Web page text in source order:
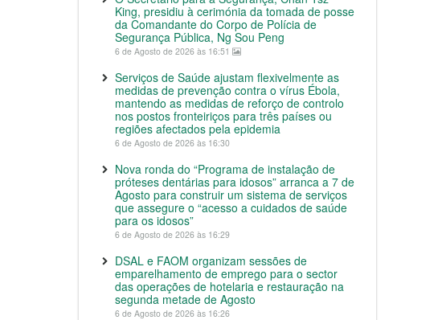
King, presidiu à cerimónia da tomada de posse
da Comandante do Corpo de Polícia de
Segurança Pública, Ng Sou Peng
6 de Agosto de 2026 às 16:51
Serviços de Saúde ajustam flexivelmente as
medidas de prevenção contra o vírus Ébola,
mantendo as medidas de reforço de controlo
nos postos fronteiriços para três países ou
regiões afectados pela epidemia
6 de Agosto de 2026 às 16:30
Nova ronda do “Programa de instalação de
próteses dentárias para idosos” arranca a 7 de
Agosto para construir um sistema de serviços
que assegure o “acesso a cuidados de saúde
para os idosos”
6 de Agosto de 2026 às 16:29
DSAL e FAOM organizam sessões de
emparelhamento de emprego para o sector
das operações de hotelaria e restauração na
segunda metade de Agosto
6 de Agosto de 2026 às 16:26